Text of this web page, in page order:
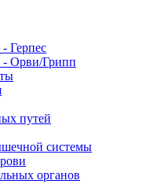
Герпес
- Орви/Грипп
путей
системы
органов